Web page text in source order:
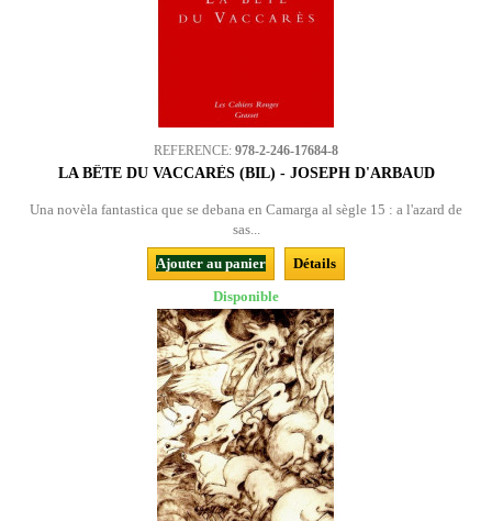
REFERENCE: 978-2-246-17684-8
LA BÊTE DU VACCARÈS (BIL) - JOSEPH D'ARBAUD
Una novèla fantastica que se debana en Camarga al sègle 15 : a l'azard de
sas...
Ajouter au panier
Détails
Disponible